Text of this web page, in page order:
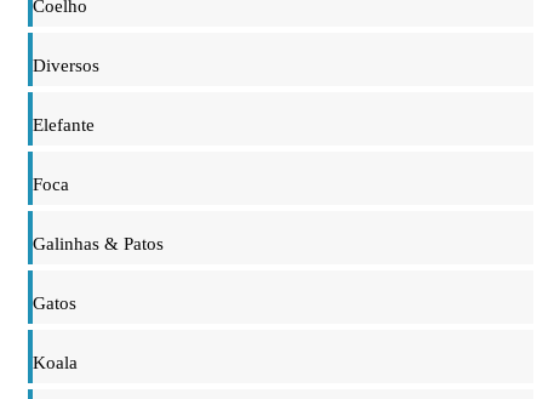
Coelho
Diversos
Elefante
Foca
Galinhas & Patos
Gatos
Koala